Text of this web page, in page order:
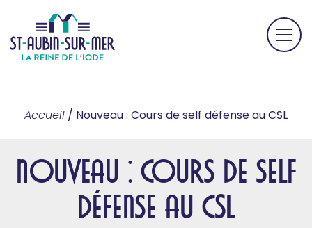
Accueil / Nouveau : Cours de self défense au CSL
Nouveau : Cours de self
défense au CSL